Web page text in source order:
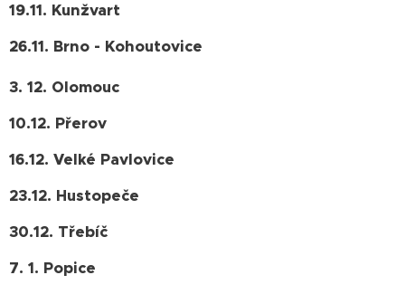
19.11. Kunžvart
26.11. Brno - Kohoutovice
3. 12. Olomouc
10.12. Přerov
16.12. Velké Pavlovice
23.12. Hustopeče
30.12. Třebíč
7. 1. Popice